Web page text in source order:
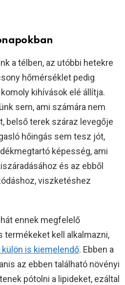
a télben, az utóbbi hetekre
hőmérséklet pedig
kihívások elé állítja.
sem, ami számára nem
belső terek száraz levegője
hőingás sem tesz jót,
képesség, ami
és az ebből
viszketéshez
ennek megfelelő
termékeket kell alkalmazni,
is kiemelendő. Ebben a
az ebben található növényi
pótolni a lipideket, ezáltal